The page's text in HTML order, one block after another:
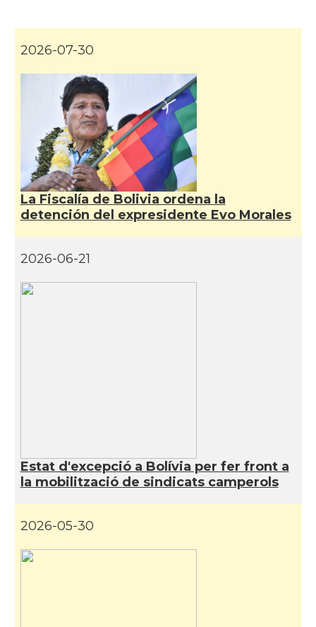
2026-07-30
La Fiscalía de Bolivia ordena la
detención del expresidente Evo Morales
2026-06-21
Estat d'excepció a Bolívia per fer front a
la mobilització de sindicats camperols
2026-05-30